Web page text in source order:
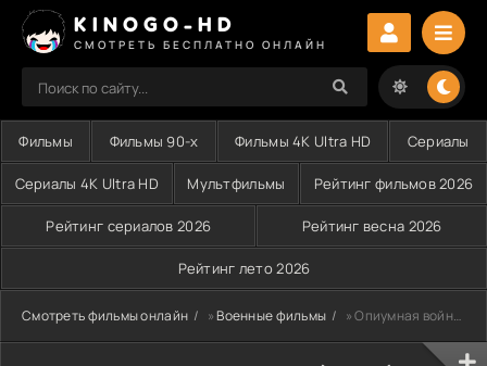
KINOGO-HD
СМОТРЕТЬ БЕСПЛАТНО ОНЛАЙН
Фильмы Фильмы 90-х Фильмы 4K Ultra HD Сериалы
Сериалы 4K Ultra HD Мультфильмы Рейтинг фильмов 2026
Рейтинг сериалов 2026 Рейтинг весна 2026
Рейтинг лето 2026
Смотреть фильмы онлайн »Военные фильмы » Опиумная война (1997)